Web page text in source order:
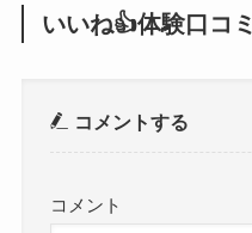
いいね👍体験口コミ
コメントする
コメント